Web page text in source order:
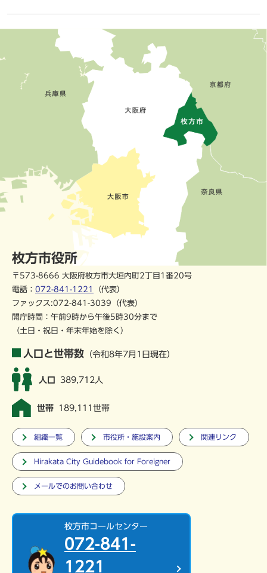
枚方市役所
〒573-8666 大阪府枚方市大垣内町2丁目1番20号
電話： 072-841-1221
（代表）
ファックス:072-841-3039（代表）
開庁時間：午前9時から午後5時30分まで
（土日・祝日・年末年始を除く）
人口と世帯数 （令和8年7月1日現在）
人口 389,712人
世帯 189,111世帯
組織一覧 市役所・施設案内 関連リンク
Hirakata City Guidebook for Foreigner
メールでのお問い合わせ
枚方市コールセンター
072-841-
1221